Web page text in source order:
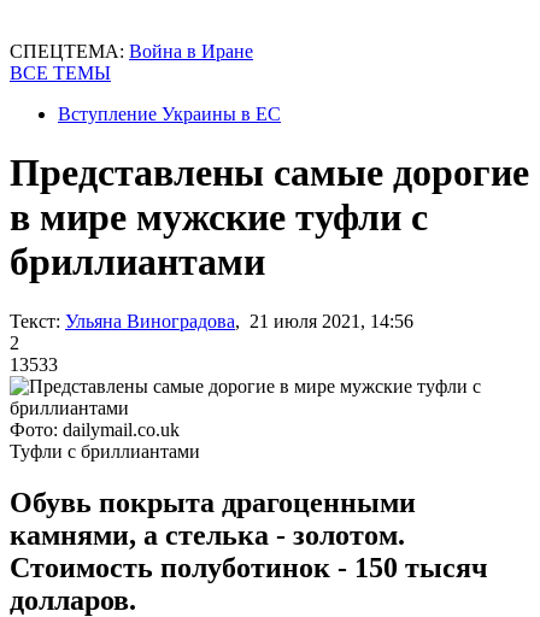
СПЕЦТЕМА: Война в Иране
ВСЕ ТЕМЫ
Вступление Украины в ЕС
Представлены самые дорогие
в мире мужские туфли с
бриллиантами
Текст: Ульяна Виноградова, 21 июля 2021, 14:56
2
13533
Фото: dailymail.co.uk
Туфли с бриллиантами
Обувь покрыта драгоценными
камнями, а стелька - золотом.
Стоимость полуботинок - 150 тысяч
долларов.